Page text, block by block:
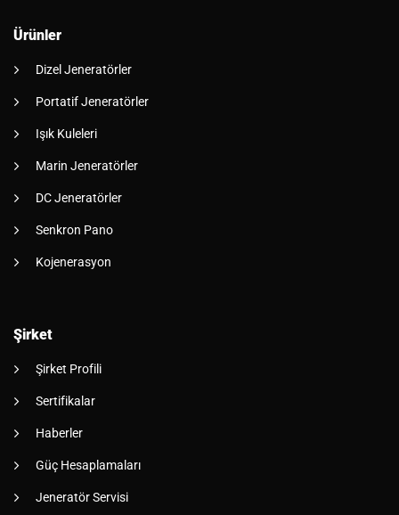
Ürünler
Dizel Jeneratörler
Portatif Jeneratörler
Işık Kuleleri
Marin Jeneratörler
DC Jeneratörler
Senkron Pano
Kojenerasyon
Şirket
Şirket Profili
Sertifikalar
Haberler
Güç Hesaplamaları
Jeneratör Servisi